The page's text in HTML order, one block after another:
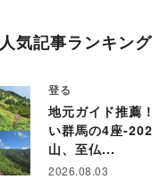
人気記事ランキング
登る
地元ガイド推薦
い群馬の4座-
山、至仏...
2026.08.03